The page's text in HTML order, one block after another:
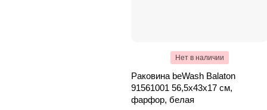
Нет в наличии
Раковина beWash Balaton
91561001 56,5х43х17 см,
фарфор, белая